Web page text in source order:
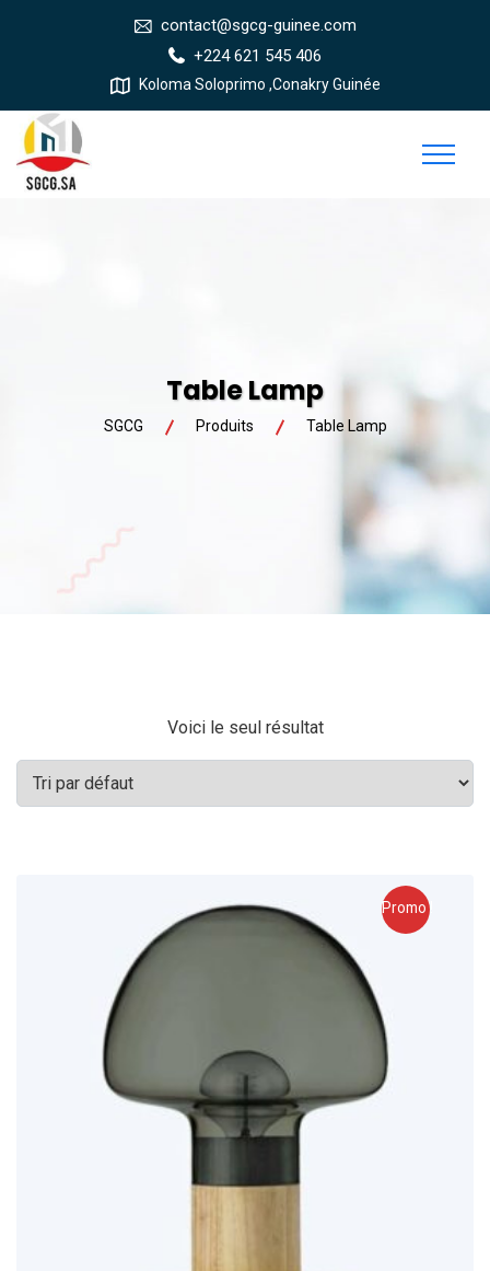
contact@sgcg-guinee.com
+224 621 545 406
Koloma Soloprimo ,Conakry Guinée
Table Lamp
SGCG Produits Table Lamp
Voici le seul résultat
Promo !